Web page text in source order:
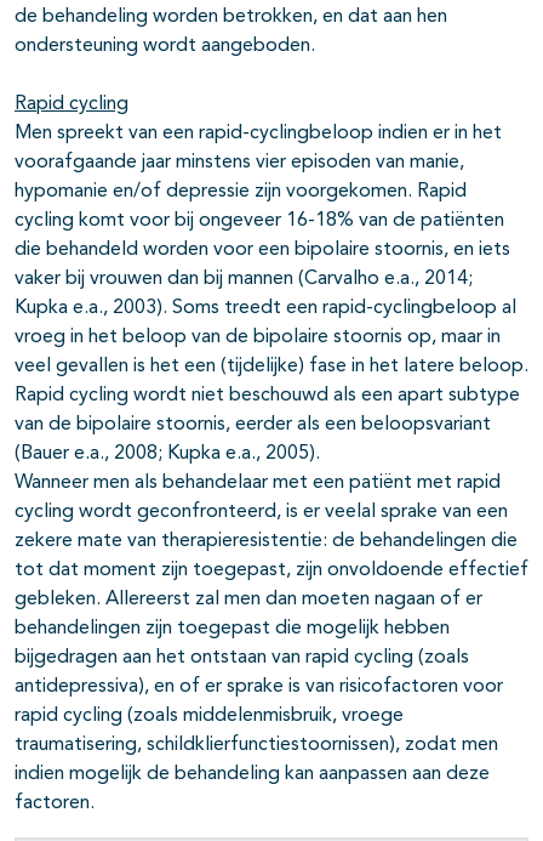
de behandeling worden betrokken, en dat aan hen
ondersteuning wordt aangeboden.
Rapid cycling
Men spreekt van een rapid-cyclingbeloop indien er in het
voorafgaande jaar minstens vier episoden van manie,
hypomanie en/of depressie zijn voorgekomen. Rapid
cycling komt voor bij ongeveer 16-18% van de patiënten
die behandeld worden voor een bipolaire stoornis, en iets
vaker bij vrouwen dan bij mannen (Carvalho e.a., 2014;
Kupka e.a., 2003). Soms treedt een rapid-cyclingbeloop al
vroeg in het beloop van de bipolaire stoornis op, maar in
veel gevallen is het een (tijdelijke) fase in het latere beloop.
Rapid cycling wordt niet beschouwd als een apart subtype
van de bipolaire stoornis, eerder als een beloopsvariant
(Bauer e.a., 2008; Kupka e.a., 2005).
Wanneer men als behandelaar met een patiënt met rapid
cycling wordt geconfronteerd, is er veelal sprake van een
zekere mate van therapieresistentie: de behandelingen die
tot dat moment zijn toegepast, zijn onvoldoende effectief
gebleken. Allereerst zal men dan moeten nagaan of er
behandelingen zijn toegepast die mogelijk hebben
bijgedragen aan het ontstaan van rapid cycling (zoals
antidepressiva), en of er sprake is van risicofactoren voor
rapid cycling (zoals middelenmisbruik, vroege
traumatisering, schildklierfunctiestoornissen), zodat men
indien mogelijk de behandeling kan aanpassen aan deze
factoren.